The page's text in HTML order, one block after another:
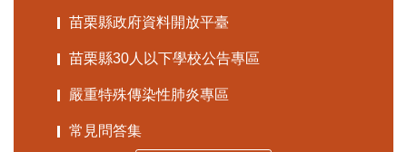
苗栗縣政府資料開放平臺
苗栗縣30人以下學校公告專區
嚴重特殊傳染性肺炎專區
常見問答集